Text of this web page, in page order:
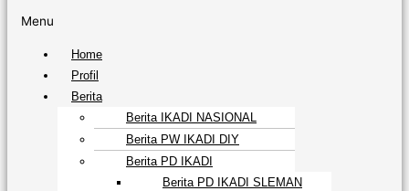
Menu
Home
Profil
Berita
Berita IKADI NASIONAL
Berita PW IKADI DIY
Berita PD IKADI
Berita PD IKADI SLEMAN